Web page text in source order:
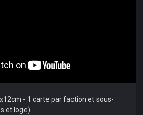
- 1 carte par faction et sous-
et loge)